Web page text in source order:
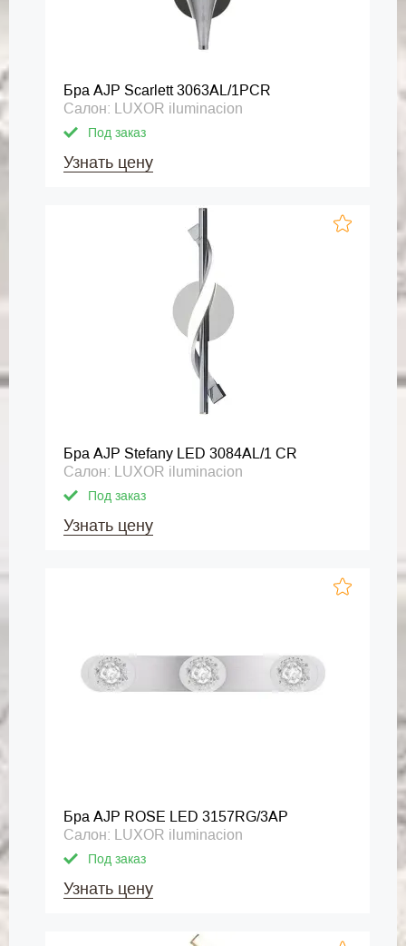
Бра AJP Scarlett 3063AL/1PCR
Салон: LUXOR iluminacion
Под заказ
Узнать цену
Бра AJP Stefany LED 3084AL/1 CR
Салон: LUXOR iluminacion
Под заказ
Узнать цену
Бра AJP ROSE LED 3157RG/3AP
Салон: LUXOR iluminacion
Под заказ
Узнать цену